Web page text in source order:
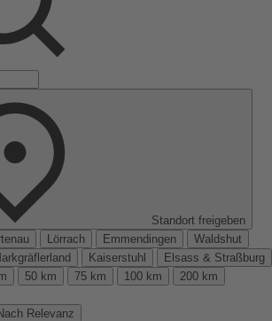
Standort freigeben
Lörrach Emmendingen
Waldshut
Kaiserstuhl
Elsass & Straßburg
50 km 75 km 100 km
200 km
Relevanz